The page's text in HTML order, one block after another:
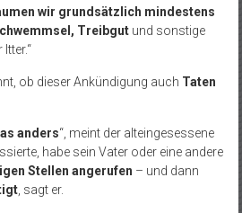
wir grundsätzlich mindestens
Treibgutund sonstige
ob dieser Ankündigung auch Taten
anders“, meint der alteingesessene
habe sein Vater oder eine andere
Stellen angerufen – und dann
, sagt er.